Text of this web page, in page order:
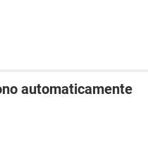
automaticamente